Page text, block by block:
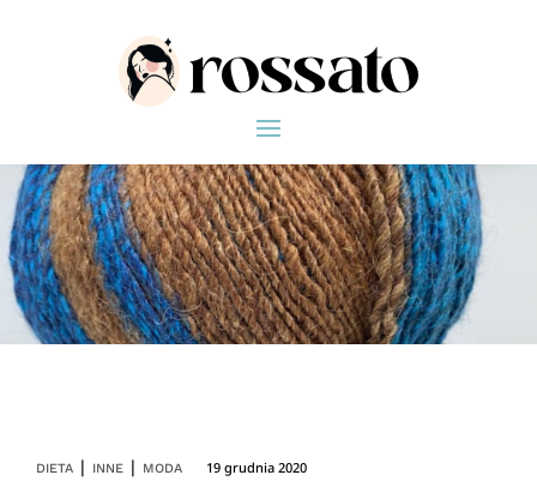
DIETA | INNE | MODA 19 grudnia 2020